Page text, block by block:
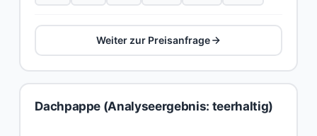
Weiter zur Preisanfrage
Dachpappe (Analyseergebnis: teerhaltig)